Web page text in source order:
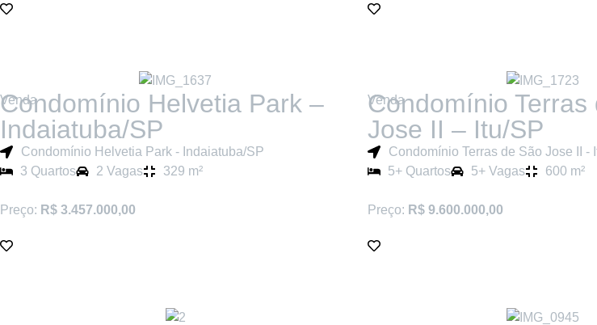
Venda
Condomínio Helvetia Park –
Indaiatuba/SP
Condomínio Helvetia Park - Indaiatuba/SP
3 Quartos
2 Vagas 329 m²
Preço: R$ 3.457.000,00
Venda
Condomínio Terras
Jose II – Itu/SP
Condomínio Terras de São Jose II -
5+ Quartos
5+ Vagas 600 m²
Preço: R$ 9.600.000,00